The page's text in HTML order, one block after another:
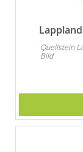
Quellstein
Bild